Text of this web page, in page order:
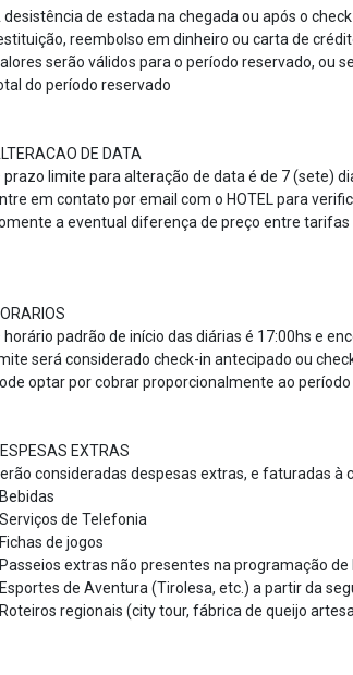
desistência de estada na chegada ou após o
reembolso em dinheiro ou carta de
serão válidos para o período reservado, ou
do período reservado
DE DATA
prazo limite para alteração de data é de 7 (sete)
em contato por email com o HOTEL para
a eventual diferença de preço entre tarifas
horário padrão de início das diárias é 17:00hs e
será considerado check-in antecipado ou
optar por cobrar proporcionalmente ao período
EXTRAS
consideradas despesas extras, e faturadas à
Bebidas
Serviços de Telefonia
Fichas de jogos
Passeios extras não presentes na programação de
Esportes de Aventura (Tirolesa, etc.) a partir da
Roteiros regionais (city tour, fábrica de queijo